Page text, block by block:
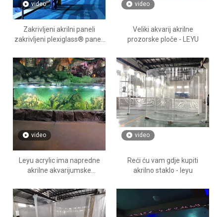
video
Zakrivljeni akrilni paneli
zakrivljeni plexiglass® paneli
video
Veliki akvarij akrilne
prozorske ploče - LEYU
video
Leyu acrylic ima napredne
akrilne akvarijumske
video
Reći ću vam gdje kupiti
akrilno staklo - leyu